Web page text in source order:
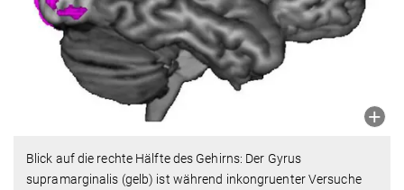
Blick auf die rechte Hälfte des Gehirns: Der Gyrus
supramarginalis (gelb) ist während inkongruenter Versuche